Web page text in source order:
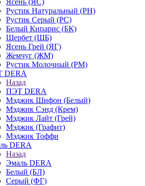
Ясень (ЯС)
Рустик Натуральный (РН)
Рустик Серый (РС)
Белый Кипарис (БК)
Щербет (ЩБ)
Ясень Грей (ЯГ)
Жемчуг (ЖМ)
Рустик Молочный (РМ)
DERA
Назад
ПЭТ DERA
Мэджик Шифон (Белый)
Мэджик Сэнд (Крем)
Мэджик Лайт (Грей)
Мэджик (Графит)
Мэджик Тоффи
DERA
Назад
Эмаль DERA
Белый (БЛ)
Серый (ФГ)